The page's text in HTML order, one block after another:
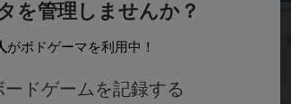
ー名、テーマ名、メカニクス名を対象にフリーワード検索ができ
ゲームデザイナー名を指定して検索できます。
ゲームデザイナー
世界観や登場人物などモチーフ
テーマ/フレーバー
を管理しませんか？
がボドゲーマを利用中！
ードゲームを記録する